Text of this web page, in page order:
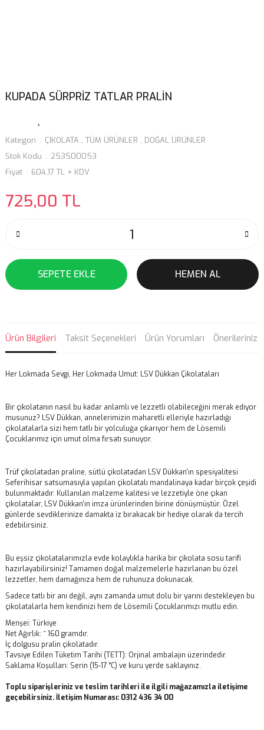
KUPADA SÜRPRİZ TATLAR PRALİN
Kategori ÇİKOLATA , TÜM ÜRÜNLER , DOĞAL ÜRÜNLER
Stok Kodu
253500053
Fiyat
604,17 TL + KDV
725,00 TL
SEPETE EKLE HEMEN AL
Ürün Bilgileri Taksit Seçenekleri Ürün Yorumları Önerileriniz
Her Lokmada Sevgi, Her Lokmada Umut: LSV Dükkan Çikolataları
Bir çikolatanın nasıl bu kadar anlamlı ve lezzetli olabileceğini merak ediyor
musunuz? LSV Dükkan, annelerimizin maharetli elleriyle hazırladığı
çikolatalarla sizi hem tatlı bir yolculuğa çıkarıyor hem de Lösemili
Çocuklarımız için umut olma fırsatı sunuyor.
Trüf çikolatadan praline, sütlü çikolatadan LSV Dükkan'ın spesiyalitesi
Seferihisar satsumasıyla yapılan çikolatalı mandalinaya kadar birçok çeşidi
bulunmaktadır. Kullanılan malzeme kalitesi ve lezzetiyle öne çıkan
çikolatalar, LSV Dükkan'ın imza ürünlerinden birine dönüşmüştür. Özel
günlerde sevdiklerinize damakta iz bırakacak bir hediye olarak da tercih
edebilirsiniz.
Bu eşsiz çikolatalarımızla evde kolaylıkla harika bir çikolata sosu tarifi
hazırlayabilirsiniz! Tamamen doğal malzemelerle hazırlanan bu özel
lezzetler, hem damağınıza hem de ruhunuza dokunacak.
Sadece tatlı bir anı değil, aynı zamanda umut dolu bir yarını destekleyen bu
çikolatalarla hem kendinizi hem de Lösemili Çocuklarımızı mutlu edin.
Menşei: Türkiye
Net Ağırlık: ~ 160 gramdır.
İç dolgusu pralin çikolatadır.
Tavsiye Edilen Tüketim Tarihi (TETT): Orjinal ambalajın üzerindedir.
Saklama Koşulları: Serin (15-17 °C) ve kuru yerde saklayınız.
Toplu siparişleriniz ve teslim tarihleri ile ilgili mağazamızla iletişime
geçebilirsiniz. İletişim Numarası: 0312 436 34 00